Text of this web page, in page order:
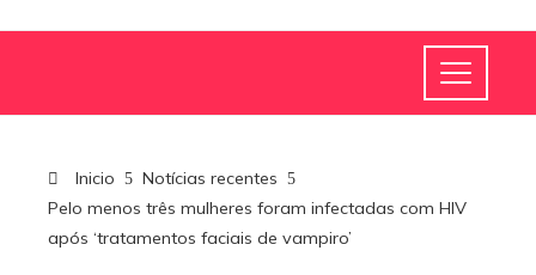
Inicio
Notícias recentes
Pelo menos três mulheres foram infectadas com HIV
após ‘tratamentos faciais de vampiro’